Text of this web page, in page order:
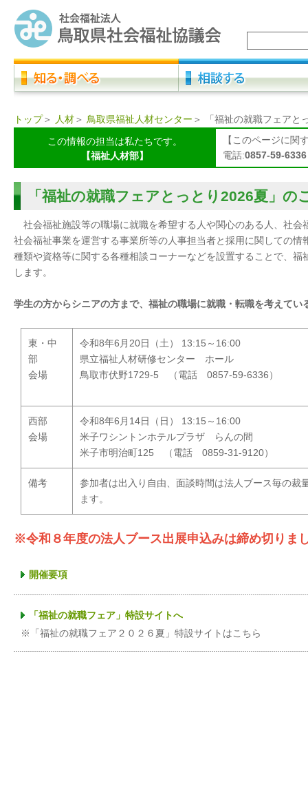
トップ＞ 人材＞ 鳥取県福祉人材センター ＞
「福祉の就職フェア
この情報の担当は私たちです。
【福祉人材部】
【このページに関
電話:0857-59-6336
「福祉の就職フェアとっとり2026夏」の
社会福祉施設等の職場に就職を希望する人や関心のある人、社
社会福祉事業を運営する事業所等の人事担当者と採用に関しての
種類や資格等に関する各種相談コーナーなどを設置することで、
します。
学生の方からシニアの方まで、福祉の職場に就職・転職を考えて
東・中
部
会場
令和8年6月20日（土） 13:15～16:00
県立福祉人材研修センター ホール
鳥取市伏野1729-5 （電話 0857-59-6336）
西部
会場
令和8年6月14日（日） 13:15～16:00
米子ワシントンホテルプラザ らんの間
米子市明治町125 （電話 0859-31-9120）
備考
参加者は出入り自由、面談時間は法人ブース毎の裁
ます。
※令和８年度の法人ブース出展申込みは締め切りま
開催要項
「福祉の就職フェア」特設サイトへ
※「福祉の就職フェア２０２６夏」特設サイトはこちら